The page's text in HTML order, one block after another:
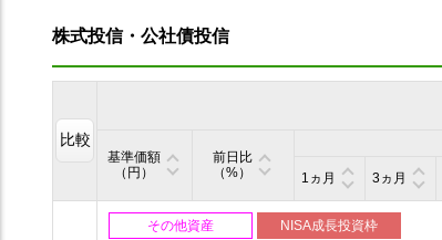
株式投信・公社債投信
比較
基準価額
（円）
前日比
（%）
1ヵ月 3ヵ月
その他資産 NISA成長投資枠